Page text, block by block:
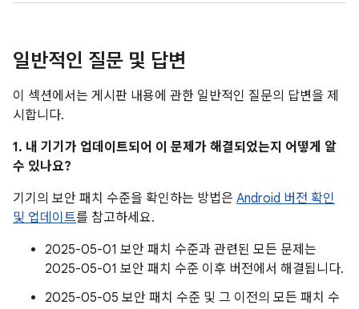
일반적인 질문 및 답변
이 섹션에서는 게시판 내용에 관한 일반적인 질문의 답변을 제
시합니다.
1. 내 기기가 업데이트되어 이 문제가 해결되었는지 어떻게 알
수 있나요?
기기의 보안 패치 수준을 확인하는 방법은 Android 버전 확인
및 업데이트를 참고하세요.
2025-05-01 보안 패치 수준과 관련된 모든 문제는
2025-05-01 보안 패치 수준 이후 버전에서 해결됩니다.
2025-05-05 보안 패치 수준 및 그 이전의 모든 패치 수